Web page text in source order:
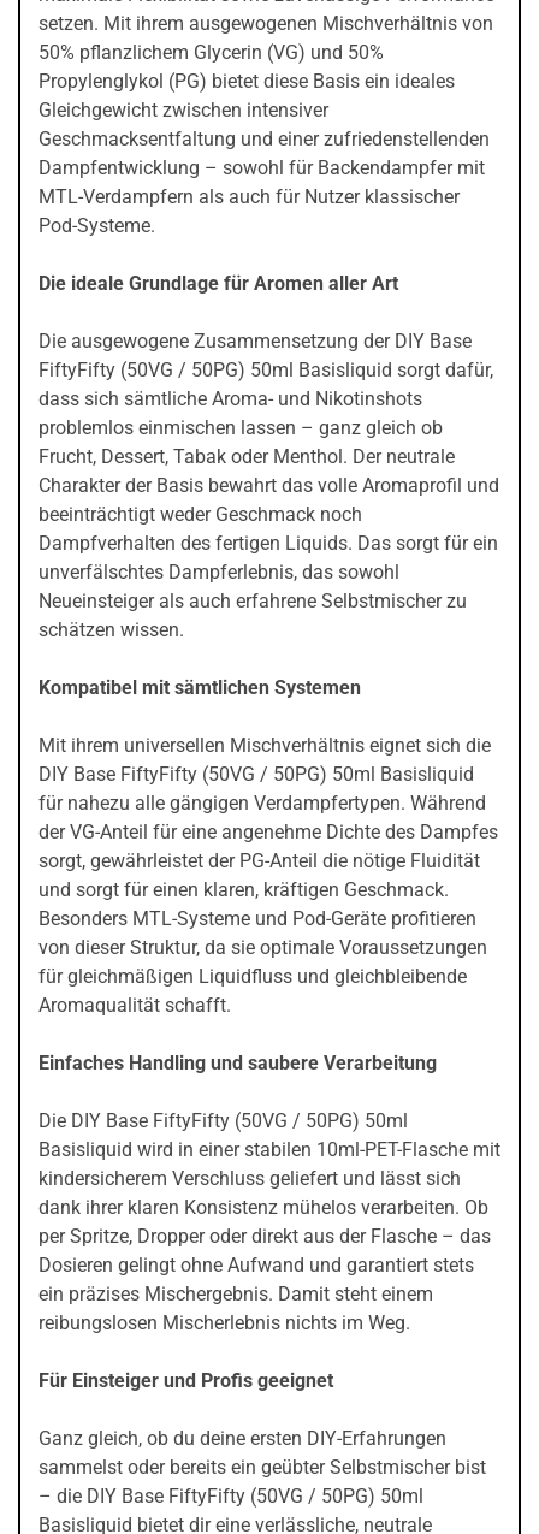
setzen. Mit ihrem ausgewogenen Mischverhältnis von
50% pflanzlichem Glycerin (VG) und 50%
Propylenglykol (PG) bietet diese Basis ein ideales
Gleichgewicht zwischen intensiver
Geschmacksentfaltung und einer zufriedenstellenden
Dampfentwicklung – sowohl für Backendampfer mit
MTL-Verdampfern als auch für Nutzer klassischer
Pod-Systeme.
Die ideale Grundlage für Aromen aller Art
Die ausgewogene Zusammensetzung der DIY Base
FiftyFifty (50VG / 50PG) 50ml Basisliquid sorgt dafür,
dass sich sämtliche Aroma- und Nikotinshots
problemlos einmischen lassen – ganz gleich ob
Frucht, Dessert, Tabak oder Menthol. Der neutrale
Charakter der Basis bewahrt das volle Aromaprofil und
beeinträchtigt weder Geschmack noch
Dampfverhalten des fertigen Liquids. Das sorgt für ein
unverfälschtes Dampferlebnis, das sowohl
Neueinsteiger als auch erfahrene Selbstmischer zu
schätzen wissen.
Kompatibel mit sämtlichen Systemen
Mit ihrem universellen Mischverhältnis eignet sich die
DIY Base FiftyFifty (50VG / 50PG) 50ml Basisliquid
für nahezu alle gängigen Verdampfertypen. Während
der VG-Anteil für eine angenehme Dichte des Dampfes
sorgt, gewährleistet der PG-Anteil die nötige Fluidität
und sorgt für einen klaren, kräftigen Geschmack.
Besonders MTL-Systeme und Pod-Geräte profitieren
von dieser Struktur, da sie optimale Voraussetzungen
für gleichmäßigen Liquidfluss und gleichbleibende
Aromaqualität schafft.
Einfaches Handling und saubere Verarbeitung
Die DIY Base FiftyFifty (50VG / 50PG) 50ml
Basisliquid wird in einer stabilen 10ml-PET-Flasche mit
kindersicherem Verschluss geliefert und lässt sich
dank ihrer klaren Konsistenz mühelos verarbeiten. Ob
per Spritze, Dropper oder direkt aus der Flasche – das
Dosieren gelingt ohne Aufwand und garantiert stets
ein präzises Mischergebnis. Damit steht einem
reibungslosen Mischerlebnis nichts im Weg.
Für Einsteiger und Profis geeignet
Ganz gleich, ob du deine ersten DIY-Erfahrungen
sammelst oder bereits ein geübter Selbstmischer bist
– die DIY Base FiftyFifty (50VG / 50PG) 50ml
Basisliquid bietet dir eine verlässliche, neutrale